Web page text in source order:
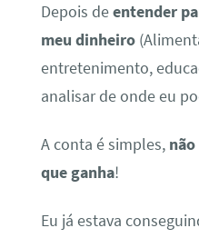
Depois deentender
meu dinheiro
entretenimento,
analisar de onde eu
A conta é simples,
que ganha!
Eu já estava